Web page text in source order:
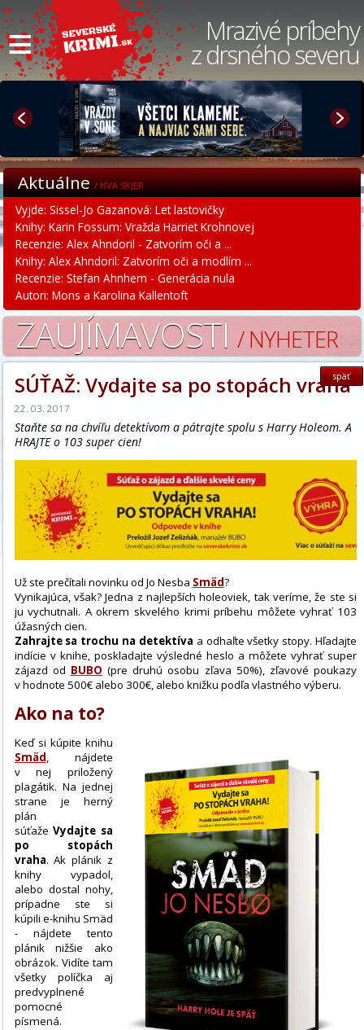
≡ Mrazivé príbehy
z drsného severu
Aktuálne/ HVA SKJER
Vyjde: Sissel-Jo Gazanová: Let lastovičky
Knihy: Karin Fossum: Vražda Harriet Krohnovej
Recenzie: Alex Ahndoril - Zatvorím oči a ...
Knihy: Alex Ahndoril: Zatvorím oči a modlím ...
Recenzie: Stefan Ahnhem - Generácia nula
Autori: Mons a Karolina Kallentoft
ZAUJÍMAVOSTI/ NYHETER
späť
SÚŤAŽ: Vydajte sa po stopách vraha
22. 03. 2017
Staňte sa na chvíľu detektívom a pátrajte spolu s Harry Holeom. A
HRAJTE o 103 super cien!
Už ste prečítali novinku od Jo Nesba Smäd?
Vynikajúca, však? Jedna z najlepších holeoviek, tak veríme, že ste si
ju vychutnali. A okrem skvelého krimi príbehu môžete vyhrať 103
úžasných cien.
Zahrajte sa trochu na detektíva a odhaľte všetky stopy. Hľadajte
indície v knihe, poskladajte výsledné heslo a môžete vyhrať super
zájazd od BUBO (pre druhú osobu zľava 50%), zľavové poukazy
v hodnote 500€ alebo 300€, alebo knižku podľa vlastného výberu.
Ako na to?
Keď si kúpite knihu
Smäd, nájdete
v nej priložený
plagátik. Na jednej
strane je herný
plán
súťažeVydajte sa
po stopách
vraha. Ak plánik z
knihy vypadol,
alebo dostal nohy,
prípadne ste si
kúpili e-knihu Smäd
- nájdete tento
plánik nižšie ako
obrázok. Vidíte tam
všetky políčka aj
predvyplnené
pomocné
písmená.